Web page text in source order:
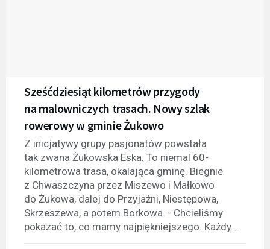
Sześćdziesiąt kilometrów przygody
na malowniczych trasach. Nowy szlak
rowerowy w gminie Żukowo
Z inicjatywy grupy pasjonatów powstała
tak zwana Żukowska Eska. To niemal 60-
kilometrowa trasa, okalająca gminę. Biegnie
z Chwaszczyna przez Miszewo i Małkowo
do Żukowa, dalej do Przyjaźni, Niestępowa,
Skrzeszewa, a potem Borkowa. - Chcieliśmy
pokazać to, co mamy najpiękniejszego. Każdy...